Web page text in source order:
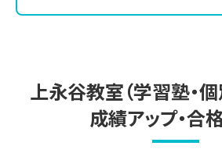
丸山台小学校
上永谷教室（学習塾・
成績アップ・合